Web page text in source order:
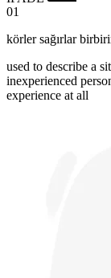
01
körler sağırlar
used to describe a
inexperienced
experience at all